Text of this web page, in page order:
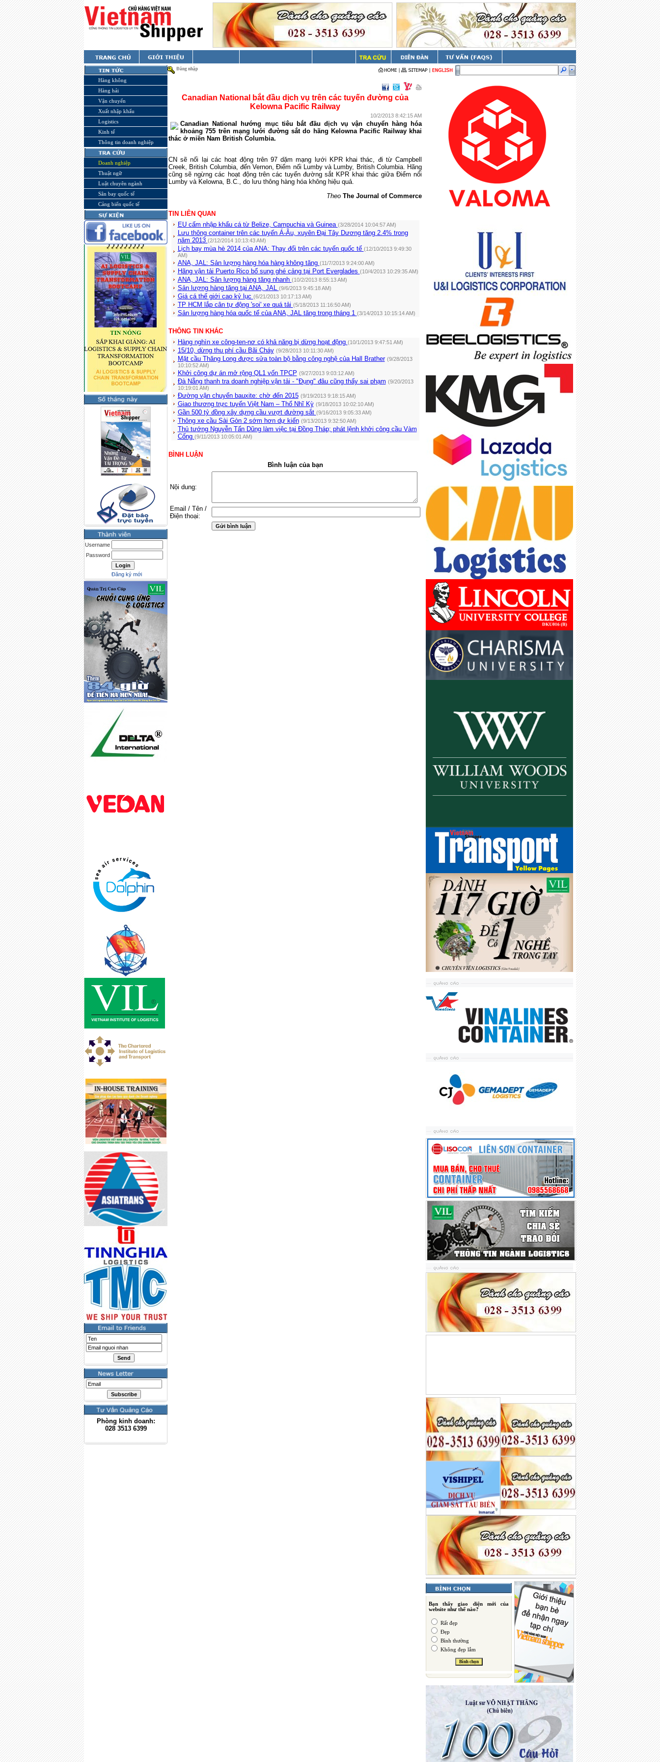
Hàng không
Hàng hải
Vận chuyển
Xuất nhập khẩu
Logistics
Kinh tế
Thông tin doanh nghiệp
Doanh nghiệp
Thuật ngữ
Luật chuyên ngành
Sân bay quốc tế
Cảng biển quốc tế
Username
Password
Đăng ký mới
Phòng kinh doanh:
028 3513 6399
Đăng nhập
Canadian National bắt đầu dịch vụ trên các tuyến đường của
Kelowna Pacific Railway
10/2/2013 8:42:15 AM
Canadian National hướng mục tiêu bắt đầu dịch vụ vận chuyển hàng hóa
khoảng 755 trên mạng lưới đường sắt do hãng Kelowna Pacific Railway khai
thác ở miền Nam British Columbia.
CN sẽ nối lại các hoạt động trên 97 dặm mạng lưới KPR khai thác, đi từ Campbell
Creek, British Columbia, đến Vernon, Điểm nối Lumby và Lumby, British Columbia. Hãng
cũng sẽ ngừng các hoạt động trên các tuyến đường sắt KPR khai thác giữa Điểm nối
Lumby và Kelowna, B.C., do lưu thông hàng hóa không hiệu quả.
Theo The Journal of Commerce
TIN LIÊN QUAN
EU cấm nhập khẩu cá từ Belize, Campuchia và Guinea (3/28/2014 10:04:57 AM)
Lưu thông container trên các tuyến Á-Âu, xuyên Đại Tây Dương tăng 2.4% trong
năm 2013 (2/12/2014 10:13:43 AM)
Lịch bay mùa hè 2014 của ANA: Thay đổi trên các tuyến quốc tế (12/10/2013 9:49:30
AM)
ANA, JAL: Sản lượng hàng hóa hàng không tăng (11/7/2013 9:24:00 AM)
Hãng vận tải Puerto Rico bổ sung ghé cảng tại Port Everglades (10/4/2013 10:29:35 AM)
ANA, JAL: Sản lượng hàng tăng nhanh (10/2/2013 8:55:13 AM)
Sản lượng hàng tăng tại ANA, JAL (9/6/2013 9:45:18 AM)
Giá cá thế giới cao kỷ lục (6/21/2013 10:17:13 AM)
TP HCM lắp cân tự động 'soi' xe quá tải (5/18/2013 11:16:50 AM)
Sản lượng hàng hóa quốc tế của ANA, JAL tăng trong tháng 1 (3/14/2013 10:15:14 AM)
THÔNG TIN KHÁC
Hàng nghìn xe công-ten-nơ có khả năng bị dừng hoạt động (10/1/2013 9:47:51 AM)
15/10, dừng thu phí cầu Bãi Cháy (9/28/2013 10:11:30 AM)
Mặt cầu Thăng Long được sửa toàn bộ bằng công nghệ của Hall Brather (9/28/2013
10:10:52 AM)
Khởi công dự án mở rộng QL1 vốn TPCP (9/27/2013 9:03:12 AM)
Đà Nẵng thanh tra doanh nghiệp vận tải - "Đụng" đâu cũng thấy sai phạm (9/20/2013
10:19:01 AM)
Đường vận chuyển bauxite: chờ đến 2015 (9/19/2013 9:18:15 AM)
Giao thương trực tuyến Việt Nam – Thổ Nhĩ Kỳ (9/18/2013 10:02:10 AM)
Gần 500 tỷ đồng xây dựng cầu vượt đường sắt (9/16/2013 9:05:33 AM)
Thông xe cầu Sài Gòn 2 sớm hơn dự kiến (9/13/2013 9:32:50 AM)
Thủ tướng Nguyễn Tấn Dũng làm việc tại Ðồng Tháp; phát lệnh khởi công cầu Vàm
Cống (9/11/2013 10:05:01 AM)
BÌNH LUẬN
Bình luận của bạn
Nội dung:
Email / Tên /
Điện thoại:
Bạn thấy giao diện mới của
website như thế nào?
Rất đẹp
Đẹp
Bình thường
Không đẹp lắm